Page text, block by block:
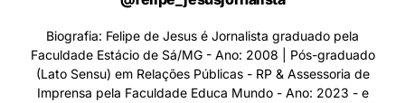
Biografia: Felipe de Jesus é Jornalista graduado pela
Faculdade Estácio de Sá/MG - Ano: 2008 | Pós-graduado
(Lato Sensu) em Relações Públicas - RP & Assessoria de
Imprensa pela Faculdade Educa Mundo - Ano: 2023 - e